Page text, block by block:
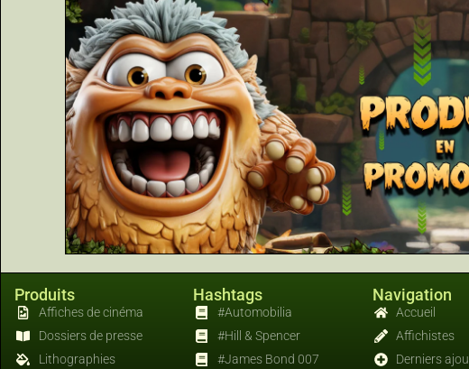
Produits
Affiches de cinéma
Dossiers de presse
Lithographies
Hashtags
#Automobilia
#Hill & Spencer
#James Bond 007
Navigation
Accueil
Affichistes
Derniers